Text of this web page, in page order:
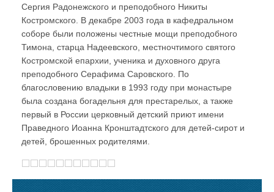
Сергия Радонежского и преподобного Никиты
Костромского. В декабре 2003 года в кафедральном
соборе были положены честные мощи преподобного
Тимона, старца Надеевского, местночтимого святого
Костромской епархии, ученика и духовного друга
преподобного Серафима Саровского. По
благословению владыки в 1993 году при монастыре
была создана богадельня для престарелых, а также
первый в России церковный детский приют имени
Праведного Иоанна Кронштадтского для детей-сирот и
детей, брошенных родителями.